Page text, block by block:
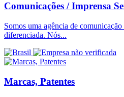
Comunicações / Imprensa
Somos uma agência de
diferenciada. Nós...
Marcas, Patentes